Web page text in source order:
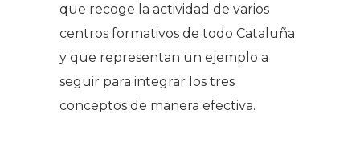
que recoge la actividad de varios
centros formativos de todo Cataluña
y que representan un ejemplo a
seguir para integrar los tres
conceptos de manera efectiva.